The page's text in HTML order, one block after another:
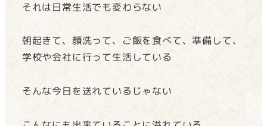
それは日常生活でも変わらない
朝起きて、顔洗って、ご飯を食べて、準備して、
学校や会社に行って生活している
そんな今日を送れているじゃない